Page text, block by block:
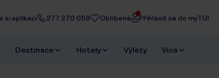
si aplikaci 277 270 059 Oblíbené Přihlásit se do myTUI
Destinace Hotely Výlety Více